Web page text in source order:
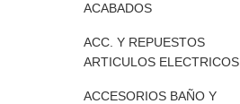
ACABADOS
ACC. Y REPUESTOS
ARTICULOS ELECTRICOS
ACCESORIOS BAÑO Y